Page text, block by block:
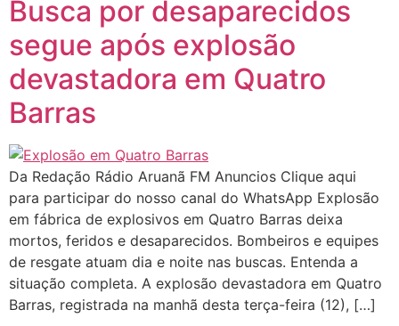
Busca por desaparecidos
segue após explosão
devastadora em Quatro
Barras
Da Redação Rádio Aruanã FM Anuncios Clique aqui
para participar do nosso canal do WhatsApp Explosão
em fábrica de explosivos em Quatro Barras deixa
mortos, feridos e desaparecidos. Bombeiros e equipes
de resgate atuam dia e noite nas buscas. Entenda a
situação completa. A explosão devastadora em Quatro
Barras, registrada na manhã desta terça-feira (12), […]